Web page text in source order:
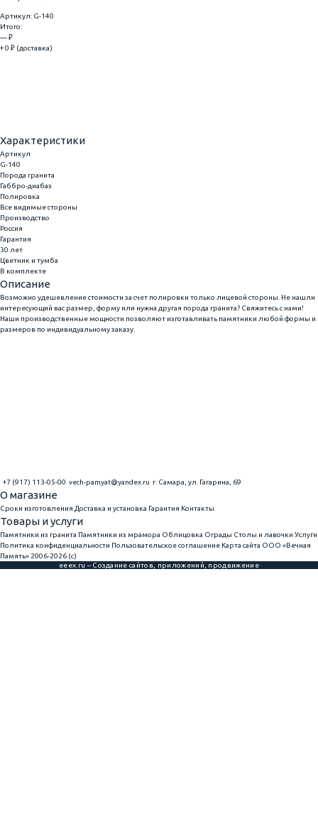
Артикул: G-140
Итого:
— ₽
+ 0 ₽ (доставка)
Характеристики
Артикул
G-140
Порода гранита
Габбро-диабаз
Полировка
Все видимые стороны
Производство
Россия
Гарантия
30 лет
Цветник и тумба
В комплекте
Описание
Возможно удешевление стоимости за счет полировки только лицевой стороны. Не нашли
интересующий вас размер, форму или нужна другая порода гранита? Свяжитесь с нами!
Наши производственные мощности позволяют изготавливать памятники любой формы и
размеров по индивидуальному заказу.
+7 (917) 113-05-00 vech-pamyat@yandex.ru г. Самара, ул. Гагарина, 69
О магазине
Сроки изготовления Доставка и установка Гарантия Контакты
Товары и услуги
Памятники из гранита Памятники из мрамора Облицовка Ограды Столы и лавочки Услуги
Политика конфиденциальности Пользовательское соглашение Карта сайта ООО «Вечная
Память» 2006-2026 (с)
eeex.ru – Создание сайтов, приложений, продвижение